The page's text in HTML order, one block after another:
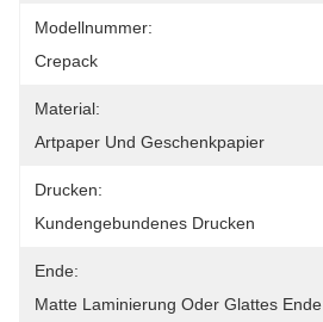
Modellnummer:
Crepack
Material:
Artpaper Und Geschenkpapier
Drucken:
Kundengebundenes Drucken
Ende:
Matte Laminierung Oder Glattes Ende